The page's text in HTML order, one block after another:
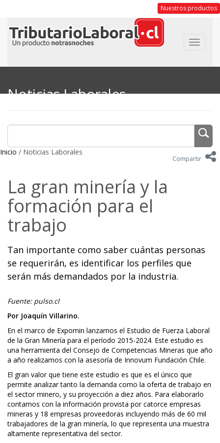
Nuestros productos
Toggle
Noticias Laborales
Inicio / Noticias Laborales
Compartir
La gran minería y la
formación para el
trabajo
Tan importante como saber cuántas personas
se requerirán, es identificar los perfiles que
serán más demandados por la industria.
Fuente: pulso.cl
Por Joaquín Villarino.
En el marco de Expomin lanzamos el Estudio de Fuerza Laboral
de la Gran Minería para el período 2015-2024. Este estudio es
una herramienta del Consejo de Competencias Mineras que año
a año realizamos con la asesoría de Innovum Fundación Chile.
El gran valor que tiene este estudio es que es el único que
permite analizar tanto la demanda como la oferta de trabajo en
el sector minero, y su proyección a diez años. Para elaborarlo
contamos con la información provista por catorce empresas
mineras y 18 empresas proveedoras incluyendo más de 60 mil
trabajadores de la gran minería, lo que representa una muestra
altamente representativa del sector.